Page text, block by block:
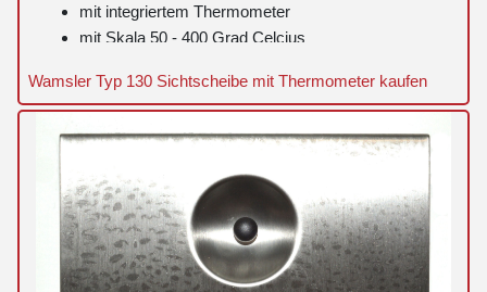
mit integriertem Thermometer
mit Skala 50 - 400 Grad Celcius
Wamsler Typ 130 Sichtscheibe mit Thermometer kaufen